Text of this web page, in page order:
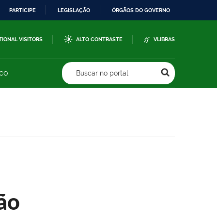
PARTICIPE LEGISLAÇÃO ÓRGÃOS DO GOVERNO
VISITORS ALTO CONTRASTE VLIBRAS
Buscar no portal